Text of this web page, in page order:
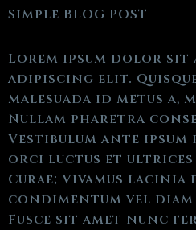
Simple BLOG POST
Lorem ipsum dolor sit
adipiscing elit.
malesuada id metus
Nullam pharetra
Vestibulum ante ipsum
orci luctus et ultrices
Curae; Vivamus
condimentum vel diam
Fusce sit amet nunc